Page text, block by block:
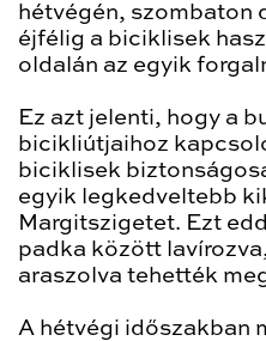
hétvégén, szombaton
éjfélig a biciklisek
oldalán az egyik
Ez azt jelenti, hogy a
bicikliútjaihoz
biciklisek
egyik legkedveltebb
Margitszigetet. Ezt
padka között
araszolva tehették
A hétvégi időszakban